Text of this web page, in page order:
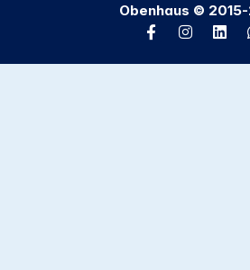
Obenhaus ©